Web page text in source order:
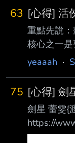
63 [心得] 活
重點先說
核心之一
的遊戲內容
時候開始
去產生
期偏愛選擇
我一開始
yeaaah ·
75 [心得] 劍
劍星 蕾雯{
https://